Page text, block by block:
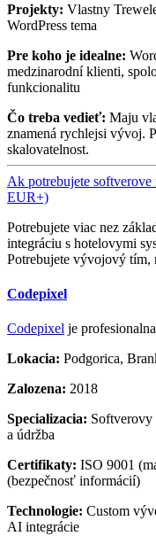
Projekty: Vlastny
WordPress tema
Pre koho je idealne:
medzinarodní klienti,
funkcionalitu
Čo treba vedieť: Maju
znamená rychlejsi vývoj.
skalovatelnost.
Ak potrebujete
EUR+)
Potrebujete viac nez
integráciu s hotelovymi
Potrebujete vývojový tím,
Codepixel
Codepixel je
Lokacia: Podgorica,
Zalozena: 2018
Specializacia:
a údržba
Certifikaty: ISO 9001
(bezpečnosť informácií)
Technologie: Custom
AI integrácie